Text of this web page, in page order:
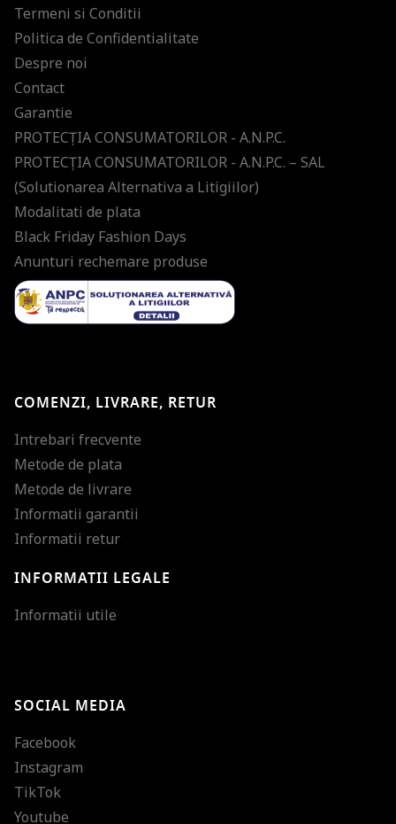
Termeni si Conditii
Politica de Confidentialitate
Despre noi
Contact
Garantie
PROTECŢIA CONSUMATORILOR - A.N.P.C.
PROTECŢIA CONSUMATORILOR - A.N.P.C. – SAL
(Solutionarea Alternativa a Litigiilor)
Modalitati de plata
Black Friday Fashion Days
Anunturi rechemare produse
COMENZI, LIVRARE, RETUR
Intrebari frecvente
Metode de plata
Metode de livrare
Informatii garantii
Informatii retur
INFORMATII LEGALE
Informatii utile
SOCIAL MEDIA
Facebook
Instagram
TikTok
Youtube